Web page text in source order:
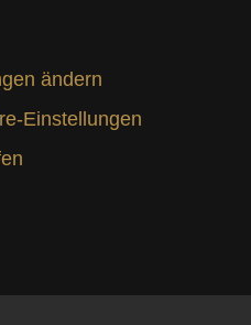
ändern
Einstellungen